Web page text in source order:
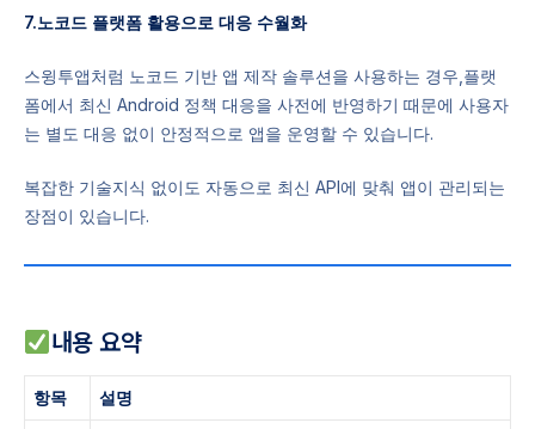
7.노코드 플랫폼 활용으로 대응 수월화
스윙투앱처럼 노코드 기반 앱 제작 솔루션을 사용하는 경우,플랫
폼에서 최신 Android 정책 대응을 사전에 반영하기 때문에 사용자
는 별도 대응 없이 안정적으로 앱을 운영할 수 있습니다.
복잡한 기술지식 없이도 자동으로 최신 API에 맞춰 앱이 관리되는
장점이 있습니다.
내용 요약
항목 설명